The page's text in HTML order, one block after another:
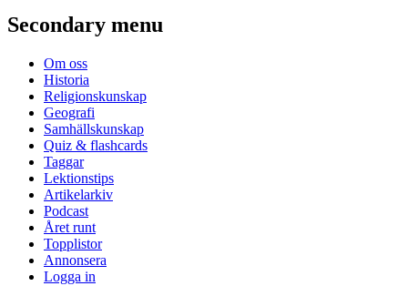
Secondary menu
Om oss
Historia
Religionskunskap
Geografi
Samhällskunskap
Quiz & flashcards
Taggar
Lektionstips
Artikelarkiv
Podcast
Året runt
Topplistor
Annonsera
Logga in